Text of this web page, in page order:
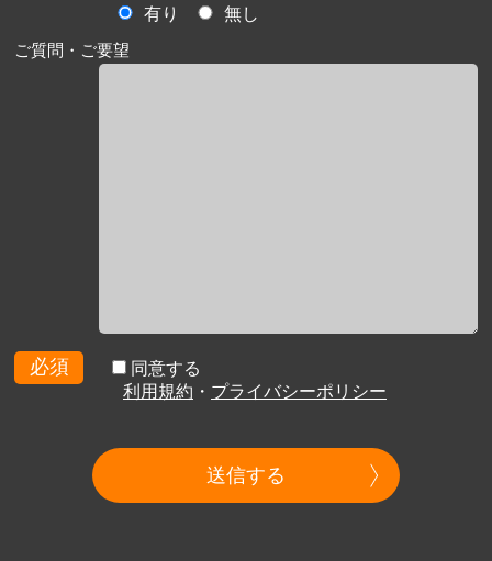
有り
無し
ご質問・ご要望
必須
同意する
利用規約 ・ プライバシーポリシー
送信する